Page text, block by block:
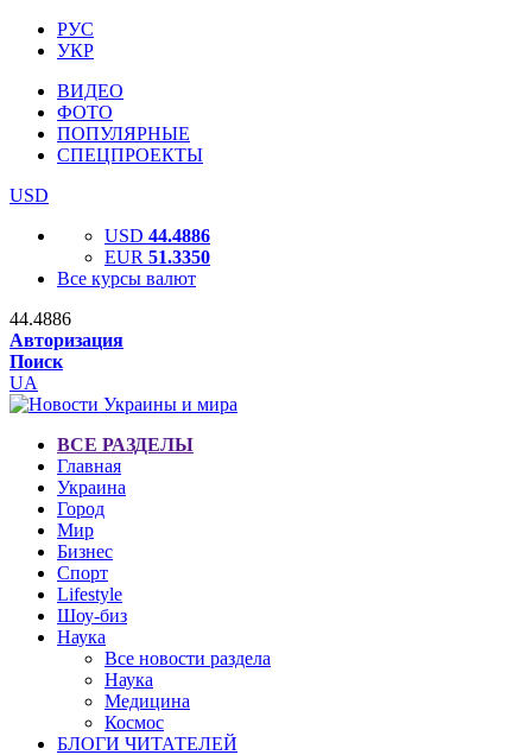
РУС
УКР
ВИДЕО
ФОТО
ПОПУЛЯРНЫЕ
СПЕЦПРОЕКТЫ
USD
USD 44.4886
EUR 51.3350
Все курсы валют
44.4886
Авторизация
Поиск
UA
ВСЕ РАЗДЕЛЫ
Главная
Украина
Город
Мир
Бизнес
Спорт
Lifestyle
Шоу-биз
Наука
Все новости раздела
Наука
Медицина
Космос
БЛОГИ ЧИТАТЕЛЕЙ